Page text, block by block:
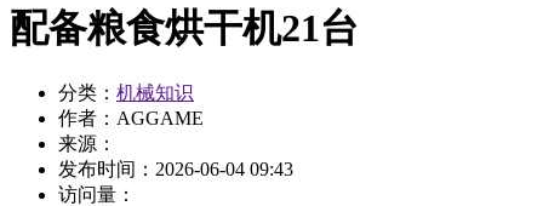
配备粮食烘干机21台
分类： 机械知识
作者：AGGAME
来源：
发布时间： 2026-06-04 09:43
访问量：